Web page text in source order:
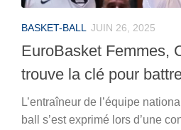
BASKET-BALL JUIN 26, 2025
EuroBasket Femmes,
trouve la clé pour
L’entraîneur de l’équipe
ball s’est exprimé lors d’une